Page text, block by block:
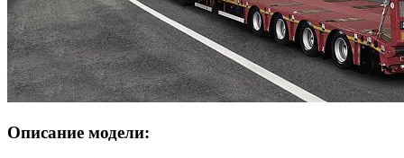
Описание модели: